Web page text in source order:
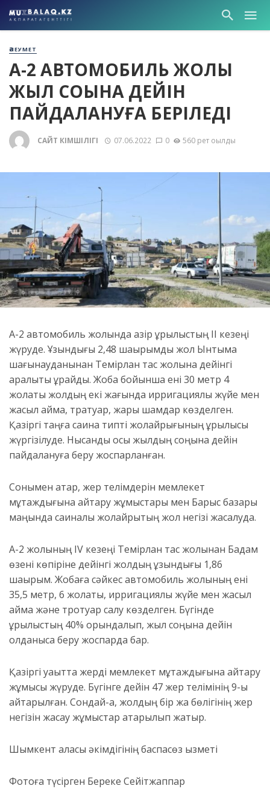
ӘЛЕУМЕТ
А-2 АВТОМОБИЛЬ ЖОЛЫ
ЖЫЛ СОҢЫНА ДЕЙІН
ПАЙДАЛАНУҒА БЕРІЛЕДІ
САЙТ ӘКІМШІЛІГІ 07.06.2022 0 560 рет оқылды
А-2 автомобиль жолында қазір құрылыстың ІІ кезеңі
жүруде. Ұзындығы 2,48 шақырымды жол Ынтымақ
шағынауданынан Темірлан тас жолына дейінгі
аралықты құрайды. Жоба бойынша ені 30 метр 4
жолақты жолдың екі жағында ирригациялық жүйе мен
жасыл аймақ, тратуар, жарық шамдар көзделген.
Қазіргі таңға сақина типті жолайрығының құрылысы
жүргізілуде. Нысанды осы жылдың соңына дейін
пайдалануға беру жоспарланған.
Сонымен қатар, жер телімдерін мемлекет
мұқтаждығына қайтару жұмыстары мен Барыс базары
маңында сақиналы жолайрықтың жол негізі жасалуда.
А-2 жолының IV кезеңі Темірлан тас жолынан Бадам
өзені көпіріне дейінгі жолдың ұзындығы 1,86
шақырым. Жобаға сәйкес автомобиль жолының ені
35,5 метр, 6 жолақты, ирригациялық жүйе мен жасыл
аймақ және тротуар салу көзделген. Бүгінде
құрылыстың 40% орындалып, жыл соңына дейін
қолданысқа беру жоспарда бар.
Қазіргі уақытта жерді мемлекет мұқтаждығына қайтару
жұмысы жүруде. Бүгінге дейін 47 жер телімінің 9-ы
қайтарылған. Сондай-ақ, жолдың бір жақ бөлігінің жер
негізін жасау жұмыстар атқарылып жатыр.
Шымкент қаласы әкімдігінің баспасөз қызметі
Фотоға түсірген Береке Сейітжаппар